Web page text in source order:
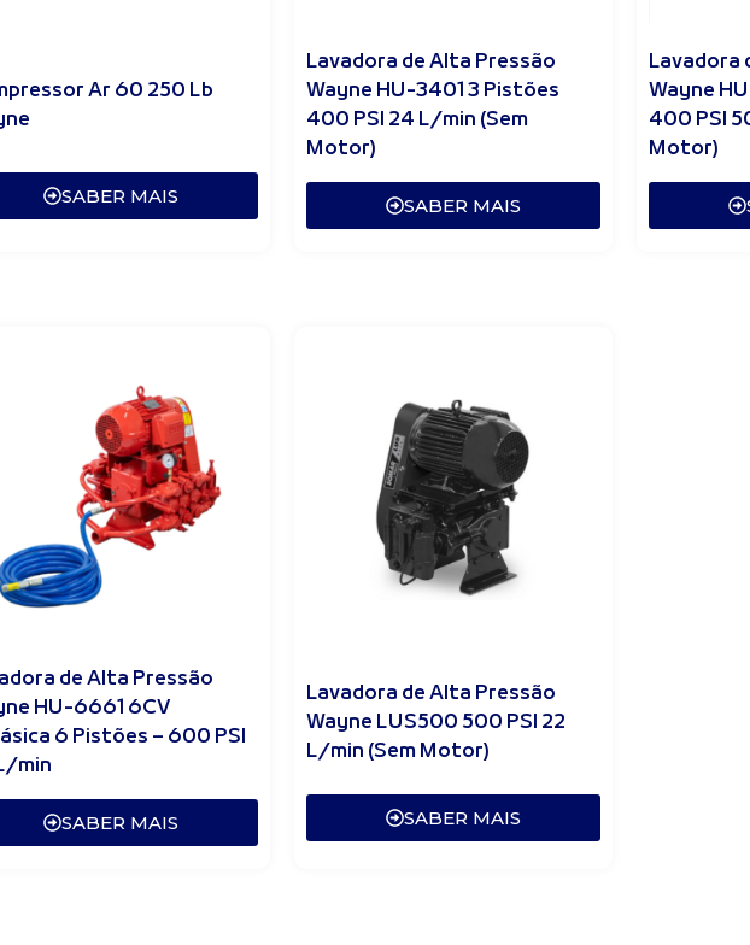
Ar 60 250 Lb
SABER MAIS
Lavadora de Alta Pressão
Wayne HU-3401 3 Pistões
400 PSI 24 L/min (Sem
Motor)
SABER MAIS
Lavadora
Wayne
400 PSI
Motor)
de Alta Pressão
HU-6661 6CV
6 Pistões – 600 PSI
min
SABER MAIS
Lavadora de Alta Pressão
Wayne LUS500 500 PSI 22
L/min (Sem Motor)
SABER MAIS